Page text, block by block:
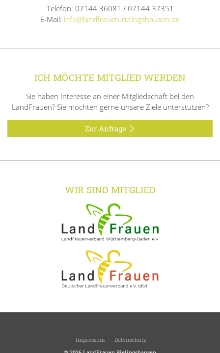
Telefon: 07144 36081 / 07144 37351
E-Mail: info@landfrauen-rielingshausen.de
ICH MÖCHTE MITGLIED WERDEN
Sie haben Interesse an einer Mitgliedschaft bei den
LandFrauen? Sie möchten gerne unsere Ziele unterstützen?
Zur Anfrage
WIR SIND MITGLIED
Impressum
Datenschutz